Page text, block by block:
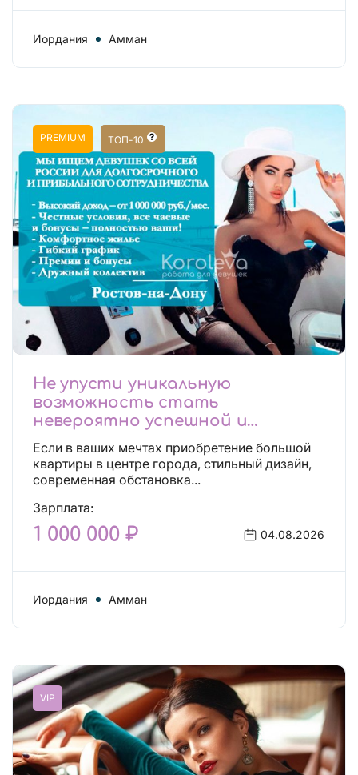
Иордания Амман
PREMIUM ТОП-10
Не упусти уникальную
возможность стать
невероятно успешной и
независимой!
Если в ваших мечтах приобретение большой
квартиры в центре города, стильный дизайн,
современная обстановка...
Зарплата:
1 000 000 ₽ 04.08.2026
Иордания Амман
VIP